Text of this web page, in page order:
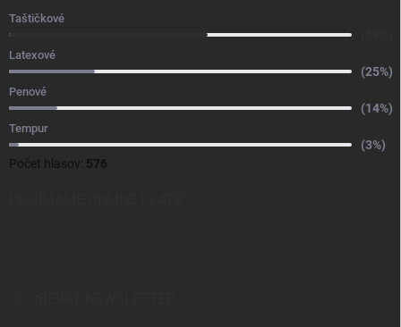
Taštičkové
Latexové
(25%)
Penové
(14%)
Tempur
(3%)
Počet hlasov: 576